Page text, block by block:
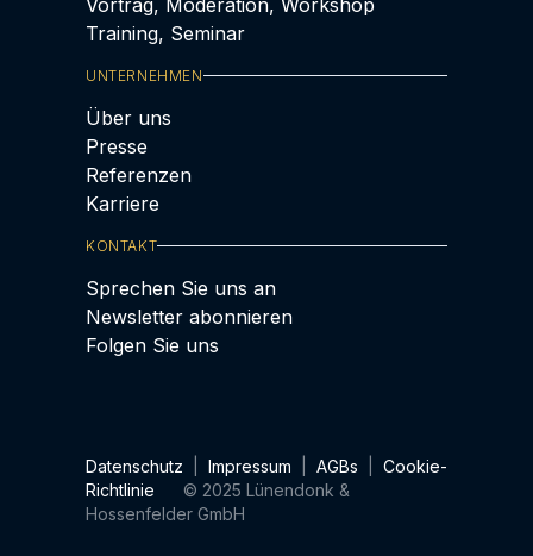
Vortrag, Moderation, Workshop
Training, Seminar
UNTERNEHMEN
Über uns
Presse
Referenzen
Karriere
KONTAKT
Sprechen Sie uns an
Newsletter abonnieren
Folgen Sie uns
Datenschutz Impressum AGBs
Cookie-
Richtlinie © 2025 Lünendonk &
Hossenfelder GmbH